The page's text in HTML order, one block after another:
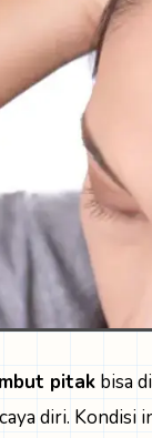
pitak bisa
diri. Kondisi